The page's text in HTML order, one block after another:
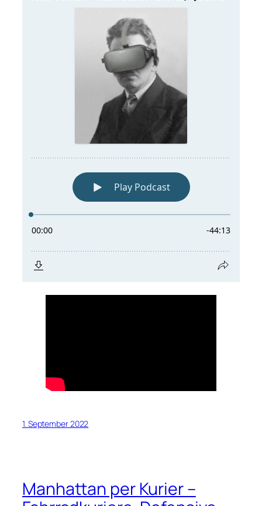
1. September 2022
Manhattan per Kurier –